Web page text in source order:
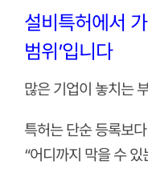
설비특허에서
범위’입니다
많은 기업이 놓치는
특허는 단순 등록보다
“어디까지 막을 수